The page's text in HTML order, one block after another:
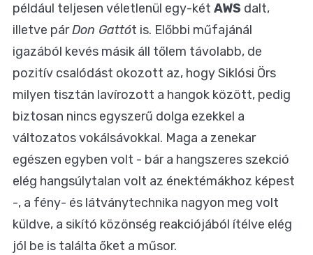
például teljesen véletlenül egy-két AWS dalt,
illetve párDon Gattót is. Előbbi műfajánál
igazából kevés másik áll tőlem távolabb, de
pozitív csalódást okozott az, hogy Siklósi Örs
milyen tisztán lavírozott a hangok között, pedig
biztosan nincs egyszerű dolga ezekkel a
változatos vokálsávokkal. Maga a zenekar
egészen egyben volt - bár a hangszeres szekció
elég hangsúlytalan volt az énektémákhoz képest
-, a fény- és látványtechnika nagyon meg volt
küldve, a sikító közönség reakciójából ítélve elég
jól be is találta őket a műsor.